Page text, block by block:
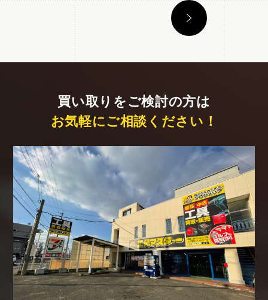
買い取りをご検討の方は
お気軽にご相談ください！